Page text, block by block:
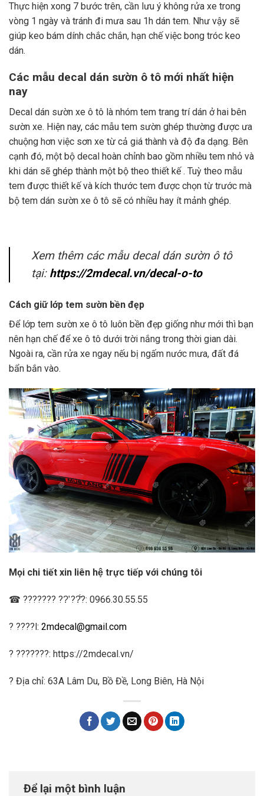
Thực hiện xong 7 bước trên, cần lưu ý không rửa xe trong
vòng 1 ngày và tránh đi mưa sau 1h dán tem. Như vậy sẽ
giúp keo bám dính chắc chắn, hạn chế việc bong tróc keo
dán.
Các mẫu decal dán sườn ô tô mới nhất hiện
nay
Decal dán sườn xe ô tô là nhóm tem trang trí dán ở hai bên
sườn xe. Hiện nay, các mẫu tem sườn ghép thường được ưa
chuộng hơn việc sơn xe từ cả giá thành và độ đa dạng. Bên
cạnh đó, một bộ decal hoàn chỉnh bao gồm nhiều tem nhỏ và
khi dán sẽ ghép thành một bộ theo thiết kế . Tuỳ theo mẫu
tem được thiết kế và kích thước tem được chọn từ trước mà
bộ tem dán sườn xe ô tô sẽ có nhiều hay ít mảnh ghép.
Xem thêm các mẫu decal dán sườn ô tô
tại: https://2mdecal.vn/decal-o-to
Cách giữ lớp tem sườn bền đẹp
Để lớp tem sườn xe ô tô luôn bền đẹp giống như mới thì bạn
nên hạn chế để xe ô tô dưới trời nắng trong thời gian dài.
Ngoài ra, cần rửa xe ngay nếu bị ngấm nước mưa, đất đá
bẩn bắn vào.
Mọi chi tiết xin liên hệ trực tiếp với chúng tôi
☎ ??????? ??̛ ??̂́?: 0966.30.55.55
? ????l: 2mdecal@gmail.com
? ???????: https://2mdecal.vn/
? Địa chỉ: 63A Lâm Du, Bồ Đề, Long Biên, Hà Nội
Để lại một bình luận